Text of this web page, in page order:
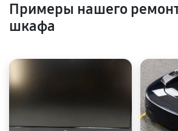
Примеры нашего
шкафа